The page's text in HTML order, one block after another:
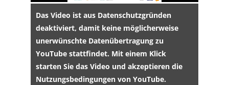
Das Video ist aus Datenschutzgründen
deaktiviert, damit keine möglicherweise
unerwünschte Datenübertragung zu
YouTube stattfindet. Mit einem Klick
starten Sie das Video und akzeptieren die
Nutzungsbedingungen von YouTube.